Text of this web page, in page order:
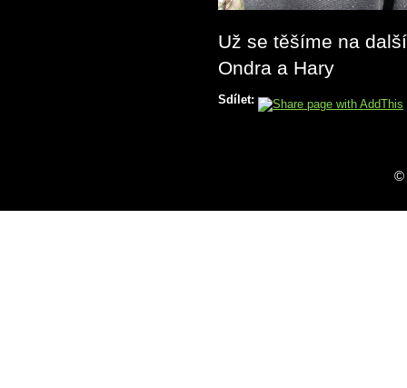
Už se těšíme na
Ondra a Hary
Sdílet:
©